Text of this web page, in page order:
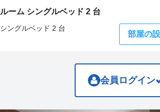
shortcuts
changing
shortcuts
changing
ルーム シングルベッド 2 台
シングルベッド 2 台
部屋の
会員ログイン